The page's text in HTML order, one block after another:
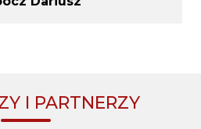
I PARTNERZY